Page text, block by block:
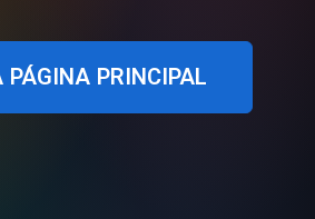
PÁGINA PRINCIPAL